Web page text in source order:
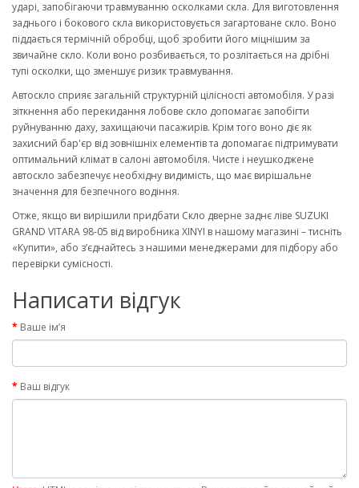
ударі, запобігаючи травмуванню осколками скла. Для виготовлення
заднього і бокового скла використовується загартоване скло. Воно
піддається термічній обробці, щоб зробити його міцнішим за
звичайне скло. Коли воно розбивається, то розлітається на дрібні
тупі осколки, що зменшує ризик травмування.
Автоскло сприяє загальній структурній цілісності автомобіля. У разі
зіткнення або перекидання лобове скло допомагає запобігти
руйнуванню даху, захищаючи пасажирів. Крім того воно діє як
захисний бар'єр від зовнішніх елементів та допомагає підтримувати
оптимальний клімат в салоні автомобіля. Чисте і неушкоджене
автоскло забезпечує необхідну видимість, що має вирішальне
значення для безпечного водіння.
Отже, якщо ви вирішили придбати Скло дверне заднє ліве SUZUKI
GRAND VITARA 98-05 від виробника XINYI в нашому магазині – тисніть
«Купити», або з’єднайтесь з нашими менеджерами для підбору або
перевірки сумісності.
Написати відгук
Ваше ім’я
Ваш відгук